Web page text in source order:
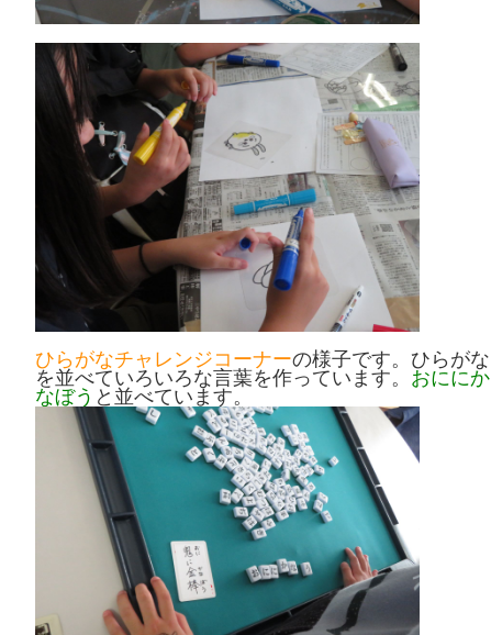
ひらがなチャレンジコーナーの様子です。ひらがな
を並べていろいろな言葉を作っています。 おににか
なぼう と並べています。